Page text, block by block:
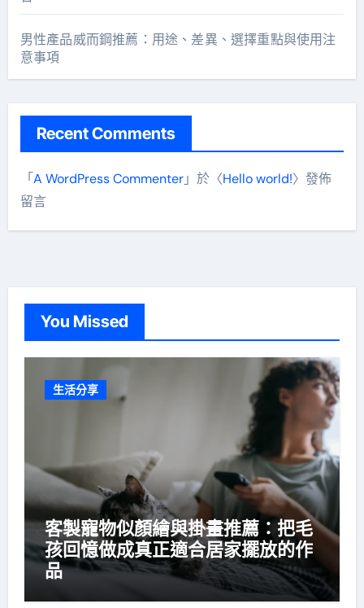
男性產品威而鋼推薦：用途、差異、選擇重點與使用注
意事項
Recent Comments
「A WordPress Commenter」於〈Hello world!〉發佈
留言
You Missed
生活分享
客製寵物似顏繪與掛畫推薦：把毛
孩回憶做成真正適合居家擺放的作
品